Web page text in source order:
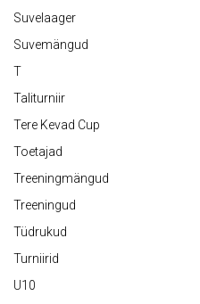
Suvelaager
Suvemängud
T
Taliturniir
Tere Kevad Cup
Toetajad
Treeningmängud
Treeningud
Tüdrukud
Turniirid
U10